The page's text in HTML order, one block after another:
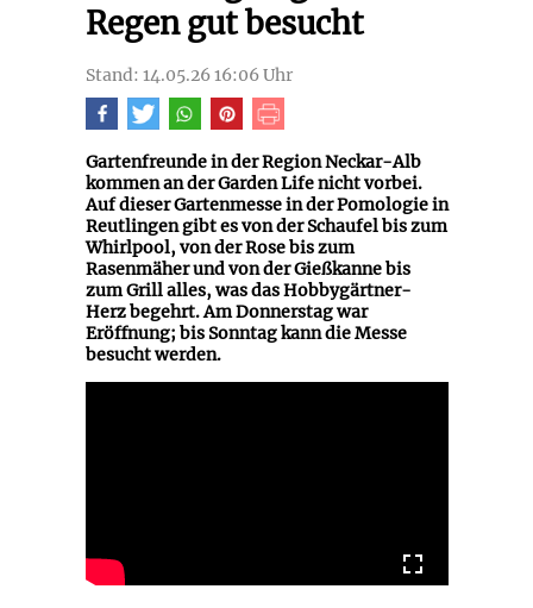
Regen gut besucht
Stand: 14.05.26 16:06 Uhr
Gartenfreunde in der Region Neckar-Alb
kommen an der Garden Life nicht vorbei.
Auf dieser Gartenmesse in der Pomologie in
Reutlingen gibt es von der Schaufel bis zum
Whirlpool, von der Rose bis zum
Rasenmäher und von der Gießkanne bis
zum Grill alles, was das Hobbygärtner-
Herz begehrt. Am Donnerstag war
Eröffnung; bis Sonntag kann die Messe
besucht werden.